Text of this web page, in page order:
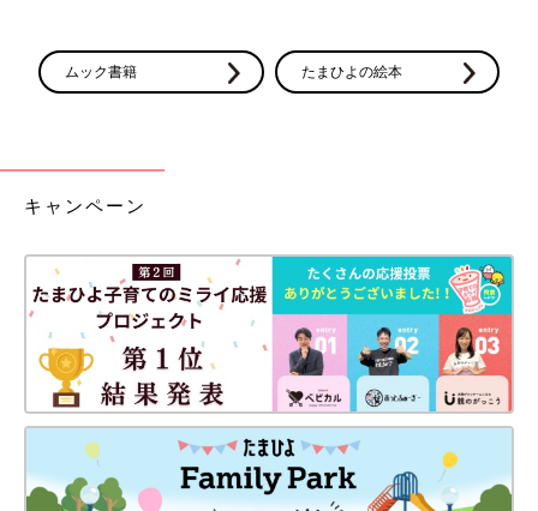
ムック書籍 たまひよの絵本
キャンペーン